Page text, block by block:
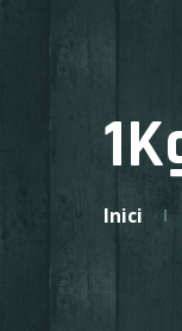
Inici